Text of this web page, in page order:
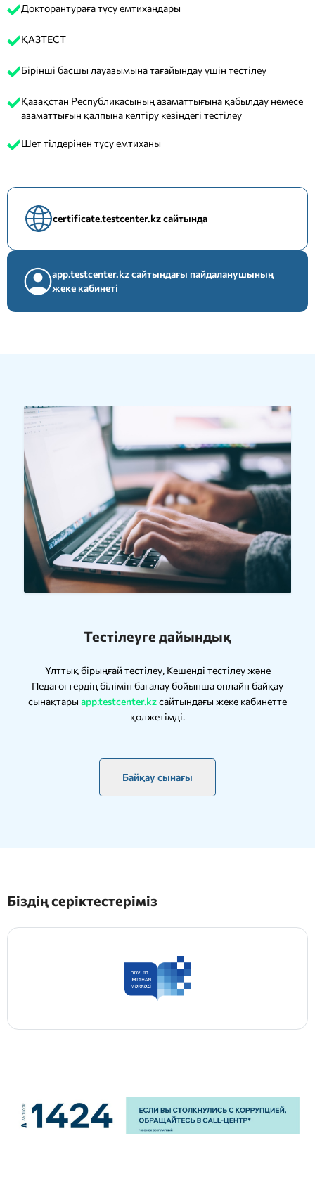
Докторантураға түсу емтихандары
ҚАЗТЕСТ
Бірінші басшы лауазымына тағайындау үшін тестілеу
Қазақстан Республикасының азаматтығына қабылдау немесе
азаматтығын қалпына келтіру кезіндегі тестілеу
Шет тілдерінен түсу емтиханы
certificate.testcenter.kz сайтында
app.testcenter.kz сайтындағы пайдаланушының
жеке кабинеті
Тестілеуге дайындық
Ұлттық бірыңғай тестілеу, Кешенді тестілеу және
Педагогтердің білімін бағалау бойынша онлайн байқау
сынақтары app.testcenter.kzсайтындағы жеке кабинетте
қолжетімді.
Байқау сынағы
Біздің серіктестеріміз